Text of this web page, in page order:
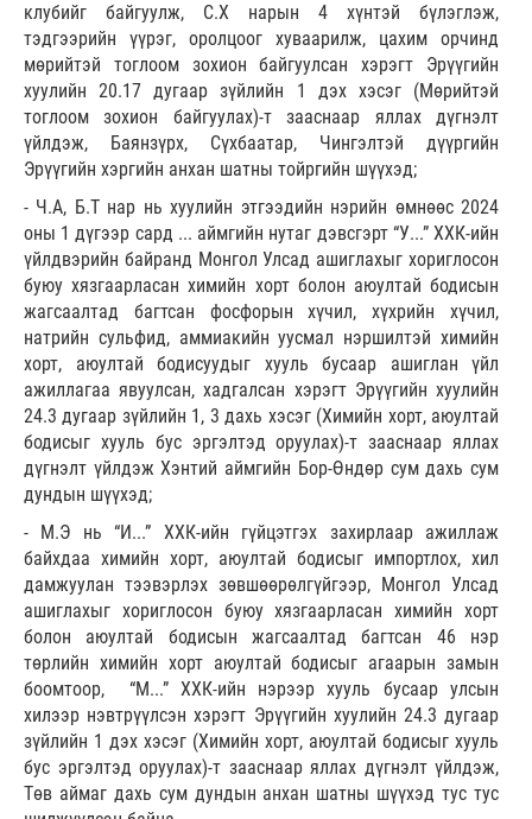
клубийг байгуулж, С.Х нарын 4 хүнтэй бүлэглэж,
тэдгээрийн үүрэг, оролцоог хуваарилж, цахим орчинд
мөрийтэй тоглоом зохион байгуулсан хэрэгт Эрүүгийн
хуулийн 20.17 дугаар зүйлийн 1 дэх хэсэг (Мөрийтэй
тоглоом зохион байгуулах)-т зааснаар яллах дүгнэлт
үйлдэж, Баянзүрх, Сүхбаатар, Чингэлтэй дүүргийн
Эрүүгийн хэргийн анхан шатны тойргийн шүүхэд;
- Ч.А, Б.Т нар нь хуулийн этгээдийн нэрийн өмнөөс 2024
оны 1 дүгээр сард ... аймгийн нутаг дэвсгэрт “У...” ХХК-ийн
үйлдвэрийн байранд Монгол Улсад ашиглахыг хориглосон
буюу хязгаарласан химийн хорт болон аюултай бодисын
жагсаалтад багтсан фосфорын хүчил, хүхрийн хүчил,
натрийн сульфид, аммиакийн уусмал нэршилтэй химийн
хорт, аюултай бодисуудыг хууль бусаар ашиглан үйл
ажиллагаа явуулсан, хадгалсан хэрэгт Эрүүгийн хуулийн
24.3 дугаар зүйлийн 1, 3 дахь хэсэг (Химийн хорт, аюултай
бодисыг хууль бус эргэлтэд оруулах)-т зааснаар яллах
дүгнэлт үйлдэж Хэнтий аймгийн Бор-Өндөр сум дахь сум
дундын шүүхэд;
- М.Э нь “И...” ХХК-ийн гүйцэтгэх захирлаар ажиллаж
байхдаа химийн хорт, аюултай бодисыг импортлох, хил
дамжуулан тээвэрлэх зөвшөөрөлгүйгээр, Монгол Улсад
ашиглахыг хориглосон буюу хязгаарласан химийн хорт
болон аюултай бодисын жагсаалтад багтсан 46 нэр
төрлийн химийн хорт аюултай бодисыг агаарын замын
боомтоор, “М...” ХХК-ийн нэрээр хууль бусаар улсын
хилээр нэвтрүүлсэн хэрэгт Эрүүгийн хуулийн 24.3 дугаар
зүйлийн 1 дэх хэсэг (Химийн хорт, аюултай бодисыг хууль
бус эргэлтэд оруулах)-т зааснаар яллах дүгнэлт үйлдэж,
Төв аймаг дахь сум дундын анхан шатны шүүхэд тус тус